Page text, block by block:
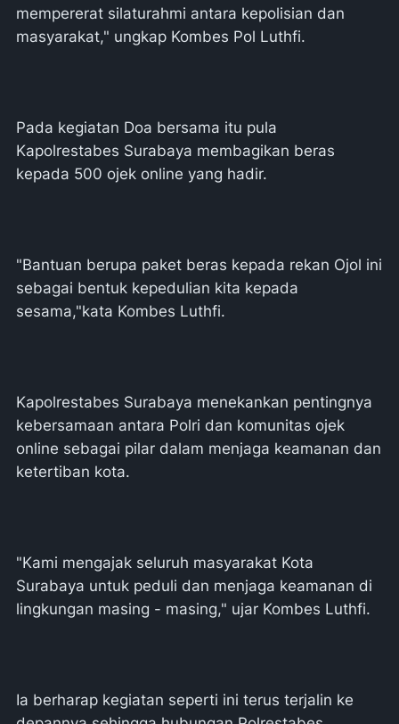
mempererat silaturahmi antara kepolisian dan
masyarakat," ungkap Kombes Pol Luthfi.
Pada kegiatan Doa bersama itu pula
Kapolrestabes Surabaya membagikan beras
kepada 500 ojek online yang hadir.
"Bantuan berupa paket beras kepada rekan Ojol ini
sebagai bentuk kepedulian kita kepada
sesama,"kata Kombes Luthfi.
Kapolrestabes Surabaya menekankan pentingnya
kebersamaan antara Polri dan komunitas ojek
online sebagai pilar dalam menjaga keamanan dan
ketertiban kota.
"Kami mengajak seluruh masyarakat Kota
Surabaya untuk peduli dan menjaga keamanan di
lingkungan masing - masing," ujar Kombes Luthfi.
Ia berharap kegiatan seperti ini terus terjalin ke